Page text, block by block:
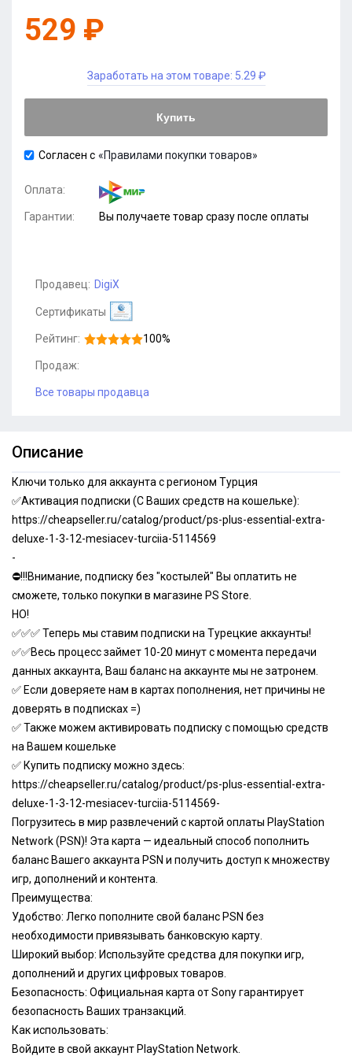
529 ₽
Заработать на этом товаре: 5.29 ₽
Купить
Согласен с «Правилами покупки товаров»
Оплата:
Гарантии: Вы получаете товар сразу после оплаты
Продавец: DigiX
Сертификаты
Рейтинг: 100%
Продаж:
Все товары продавца
Описание
Ключи только для аккаунта с регионом Турция
✅Активация подписки (С Ваших средств на кошельке):
https://cheapseller.ru/catalog/product/ps-plus-essential-extra-
deluxe-1-3-12-mesiacev-turciia-5114569
-
⛔!!!Внимание, подписку без "костылей" Вы оплатить не
сможете, только покупки в магазине PS Store.
НО!
✅✅✅ Теперь мы ставим подписки на Турецкие аккаунты!
✅✅Весь процесс займет 10-20 минут с момента передачи
данных аккаунта, Ваш баланс на аккаунте мы не затронем.
✅ Если доверяете нам в картах пополнения, нет причины не
доверять в подписках =)
✅ Также можем активировать подписку с помощью средств
на Вашем кошельке
✅ Купить подписку можно здесь:
https://cheapseller.ru/catalog/product/ps-plus-essential-extra-
deluxe-1-3-12-mesiacev-turciia-5114569-
Погрузитесь в мир развлечений с картой оплаты PlayStation
Network (PSN)! Эта карта — идеальный способ пополнить
баланс Вашего аккаунта PSN и получить доступ к множеству
игр, дополнений и контента.
Преимущества:
Удобство: Легко пополните свой баланс PSN без
необходимости привязывать банковскую карту.
Широкий выбор: Используйте средства для покупки игр,
дополнений и других цифровых товаров.
Безопасность: Официальная карта от Sony гарантирует
безопасность Ваших транзакций.
Как использовать:
Войдите в свой аккаунт PlayStation Network.